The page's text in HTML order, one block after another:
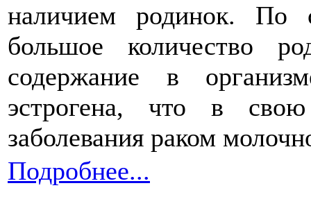
наличием родинок. По
большое количество
содержание в
эстрогена, что в
заболевания раком
Подробнее...